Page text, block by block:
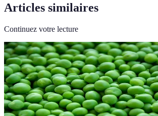
Articles similaires
Continuez votre lecture